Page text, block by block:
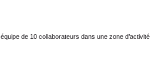
de 10 collaborateurs dans une zone d’activité